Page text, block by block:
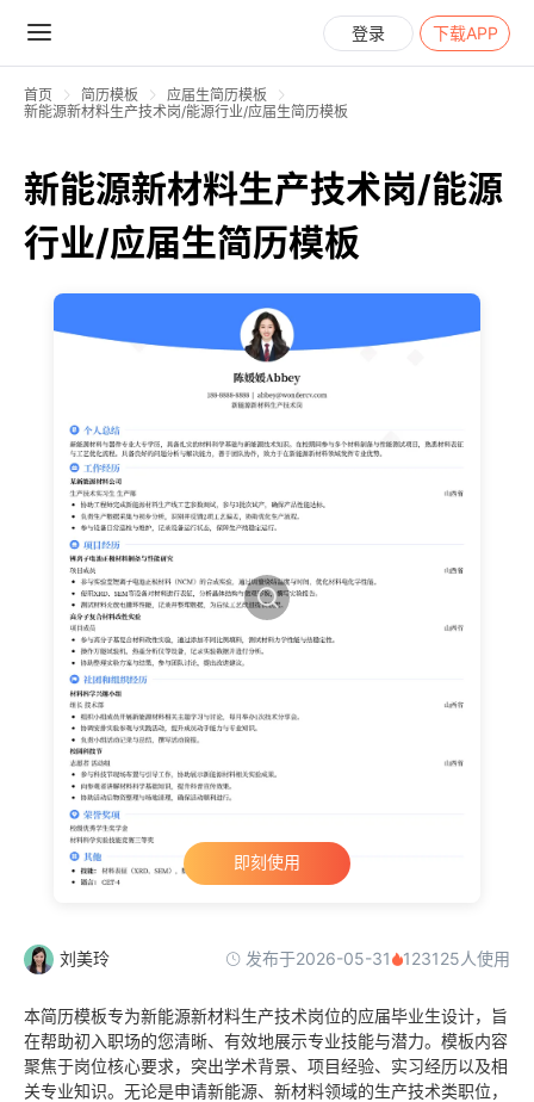
登录 下载APP
首页 简历模板
应届生简历模板
新能源新材料生产技术岗/能源行业/应届生简历模板
新能源新材料生产技术岗/能源
行业/应届生简历模板
即刻使用
刘美玲 发布于2026-05-31 123125人使用
本简历模板专为新能源新材料生产技术岗位的应届毕业生设计，旨
在帮助初入职场的您清晰、有效地展示专业技能与潜力。模板内容
聚焦于岗位核心要求，突出学术背景、项目经验、实习经历以及相
关专业知识。无论是申请新能源、新材料领域的生产技术类职位，